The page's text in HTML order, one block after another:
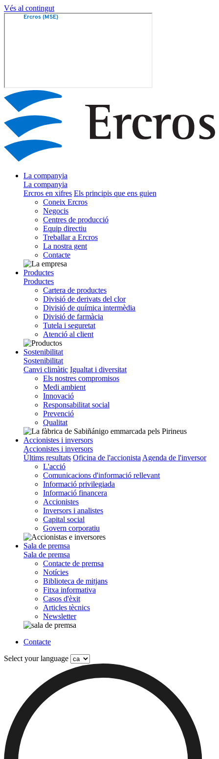
Vés al contingut
La companyia
La companyia
Ercros en xifres Els principis que ens guien
Coneix Ercros
Negocis
Centres de producció
Equip directiu
Treballar a Ercros
La nostra gent
Contacte
Productes
Productes
Cartera de productes
Divisió de derivats del clor
Divisió de química intermèdia
Divisió de farmàcia
Tutela i seguretat
Atenció al client
Sostenibilitat
Sostenibilitat
Canvi climàtic Igualtat i diversitat
Els nostres compromisos
Medi ambient
Innovació
Responsabilitat social
Prevenció
Qualitat
Accionistes i inversors
Accionistes i inversors
Últims resultats Oficina de l'accionista Agenda de l'inversor
L'acció
Comunicacions d'informació rellevant
Informació privilegiada
Informació financera
Accionistes
Inversors i analistes
Capital social
Govern corporatiu
Sala de premsa
Sala de premsa
Contacte de premsa
Notícies
Biblioteca de mitjans
Fitxa informativa
Casos d'èxit
Articles tècnics
Newsletter
Contacte
Select your language